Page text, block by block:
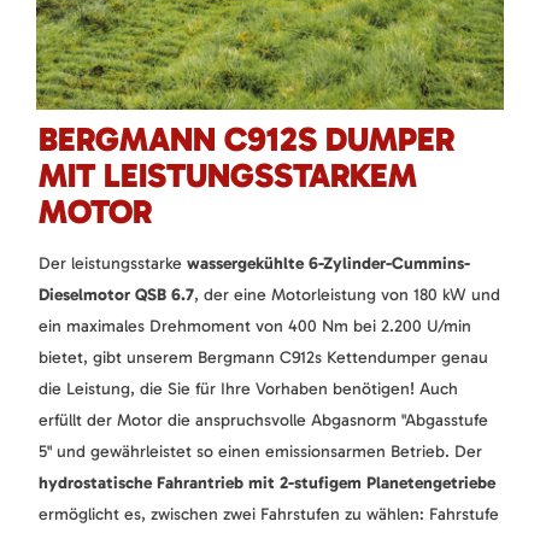
BERGMANN C912S DUMPER
MIT LEISTUNGSSTARKEM
MOTOR
Der leistungsstarke wassergekühlte 6-Zylinder-Cummins-
Dieselmotor QSB 6.7, der eine Motorleistung von 180 kW und
ein maximales Drehmoment von 400 Nm bei 2.200 U/min
bietet, gibt unserem Bergmann C912s Kettendumper genau
die Leistung, die Sie für Ihre Vorhaben benötigen! Auch
erfüllt der Motor die anspruchsvolle Abgasnorm "Abgasstufe
5" und gewährleistet so einen emissionsarmen Betrieb. Der
hydrostatische Fahrantrieb mit 2-stufigem Planetengetriebe
ermöglicht es, zwischen zwei Fahrstufen zu wählen: Fahrstufe